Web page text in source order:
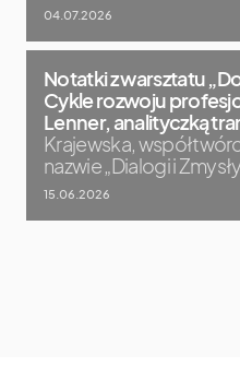
04.07.2026
Notatki z warsztatu
Cykle rozwoju
Lenner, analityczką
Krajewska,
nazwie „Dialogi i
15.06.2026